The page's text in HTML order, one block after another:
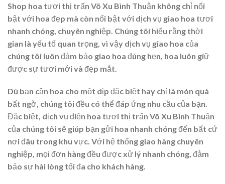
Shop hoa tươi thị trấn Võ Xu Bình Thuận không chỉ nổi
bật với hoa đẹp mà còn nổi bật với dịch vụ giao hoa tươi
nhanh chóng, chuyên nghiệp. Chúng tôi hiểu rằng thời
gian là yếu tố quan trọng, vì vậy dịch vụ giao hoa của
chúng tôi luôn đảm bảo giao hoa đúng hẹn, hoa luôn giữ
được sự tươi mới và đẹp mắt.
Dù bạn cần hoa cho một dịp đặc biệt hay chỉ là món quà
bất ngờ, chúng tôi đều có thể đáp ứng nhu cầu của bạn.
Đặc biệt, dịch vụ điện hoa tươi thị trấn Võ Xu Bình Thuận
của chúng tôi sẽ giúp bạn gửi hoa nhanh chóng đến bất cứ
nơi đâu trong khu vực. Với hệ thống giao hàng chuyên
nghiệp, mọi đơn hàng đều được xử lý nhanh chóng, đảm
bảo sự hài lòng tối đa cho khách hàng.